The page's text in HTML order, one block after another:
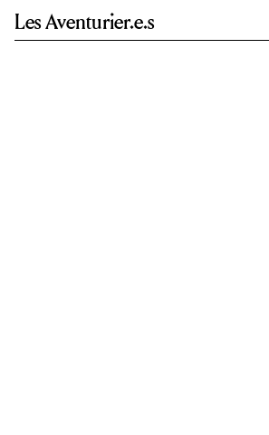
Les Aventurier.e.s